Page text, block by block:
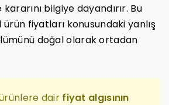
bilgiye dayandırır. Bu
fiyatları konusundaki yanlış
doğal olarak ortadan
dair fiyat algısının